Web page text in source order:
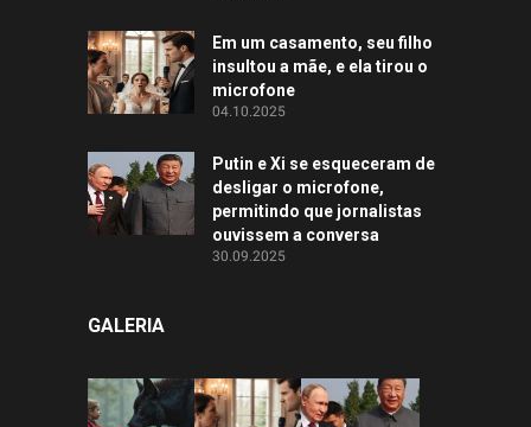
Em um casamento, seu filho
insultou a mãe, e ela tirou o
microfone
04.10.2025
Putin e Xi se esqueceram de
desligar o microfone,
permitindo que jornalistas
ouvissem a conversa
30.09.2025
GALERIA